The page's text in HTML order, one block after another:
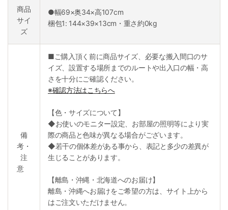
商品
サイ
ズ
●幅69×奥34×高107cm
梱包1: 144×39×13cm・重さ約0kg
備
考・
注
意
■ご購入頂く前に商品サイズ、必要な搬入間口のサ
イズ、設置する場所までのルートや出入口の幅・高
さを十分にご確認ください。
※確認方法はこちらへ
【色・サイズについて】
◆お使いのモニター設定、お部屋の照明等により実
際の商品と色味が異なる場合がございます。
◆若干の個体差がある事から、表記と多少の差異が
生じることがあります。
【離島・沖縄・北海道へのお届け】
離島・沖縄へお届けをご希望の方は、サイト上から
はご注文いただけません。